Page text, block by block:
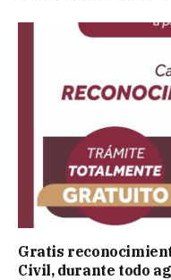
Gratis
Civil, durante todo